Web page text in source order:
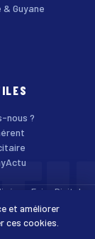
& Guyane
nous ?
par Enjoy Digital
et améliorer
ces cookies.